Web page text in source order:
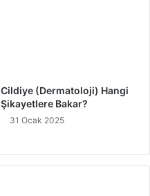
Cildiye (Dermatoloji) Hangi
Şikayetlere Bakar?
31 Ocak 2025